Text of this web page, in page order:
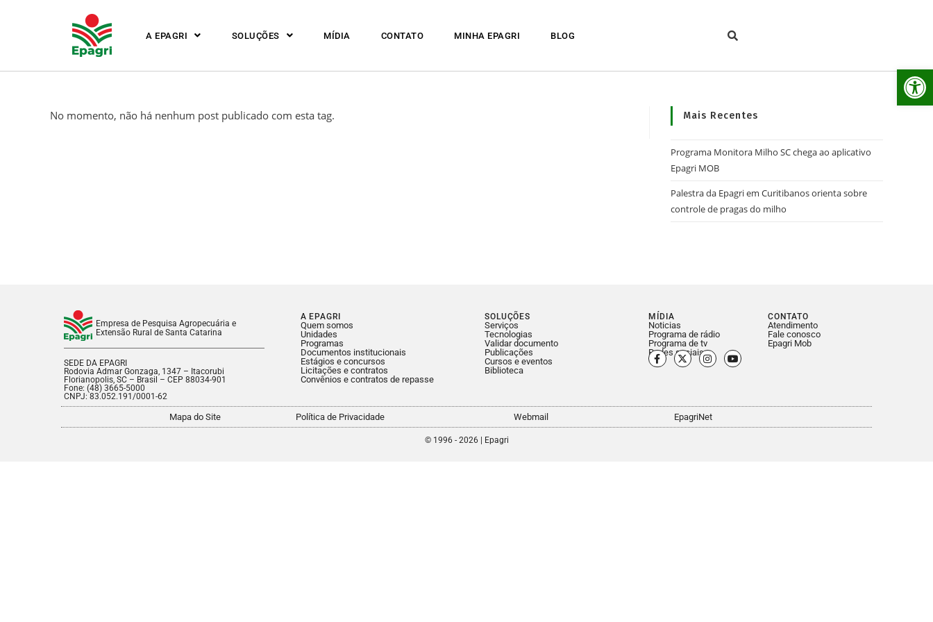
A EPAGRI SOLUÇÕES MÍDIA CONTATO MINHA EPAGRI BLOG
No momento, não há nenhum post publicado com esta tag. Mais Recentes
Programa Monitora Milho SC chega ao aplicativo
Epagri MOB
Palestra da Epagri em Curitibanos orienta sobre
controle de pragas do milho
Empresa de Pesquisa Agropecuária e
Extensão Rural de Santa Catarina
SEDE DA EPAGRI
Rodovia Admar Gonzaga, 1347 – Itacorubi
Florianopolis, SC – Brasil – CEP 88034-901
Fone: (48) 3665-5000
CNPJ: 83.052.191/0001-62
A EPAGRI
Quem somos
Unidades
Programas
Documentos institucionais
Estágios e concursos
Licitações e contratos
Convênios e contratos de repasse
SOLUÇÕES
Serviços
Tecnologias
Validar documento
Publicações
Cursos e eventos
Biblioteca
MÍDIA
Noticias
Programa de rádio
Programa de tv
Redes sociais
CONTATO
Atendimento
Fale conosco
Epagri Mob
Mapa do Site Política de Privacidade Webmail EpagriNet
© 1996 - 2026 | Epagri